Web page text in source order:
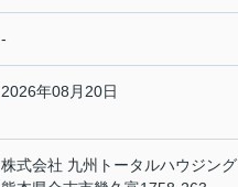
-
2026年08月20日
株式会社 九州トータルハウジング